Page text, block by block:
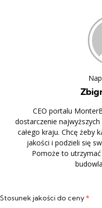
CEO portalu
dostarczenie
całego kraju. Chcę żeby
jakości i podzieli się
Pomoże to
Stosunek jakości do ceny*